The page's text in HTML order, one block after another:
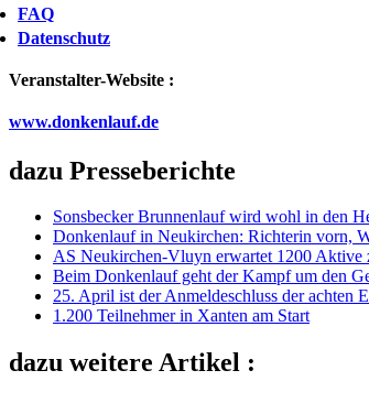
FAQ
Datenschutz
Veranstalter-Website :
www.donkenlauf.de
dazu Presseberichte
Sonsbecker Brunnenlauf wird wohl in den
Donkenlauf in Neukirchen: Richterin vorn,
AS Neukirchen-Vluyn erwartet 1200 Aktive
Beim Donkenlauf geht der Kampf um den
25. April ist der Anmeldeschluss der achten
1.200 Teilnehmer in Xanten am Start
dazu weitere Artikel :